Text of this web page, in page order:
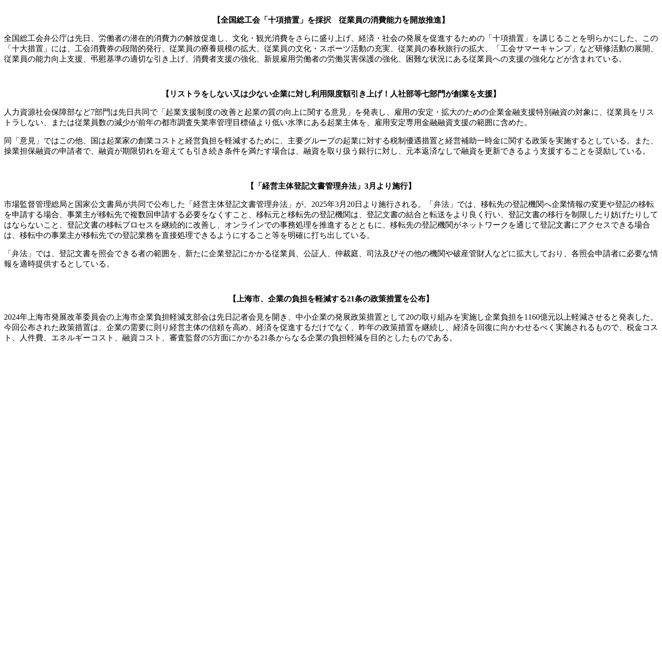
【全国総工会「十項措置」を採択 従業員の消費能力を開放推進】
全国総工会弁公庁は先日、労働者の潜在的消費力の解放促進し、文化・観光消費をさらに盛り上げ、経済・社会の発展を促進するための「十項措置」を講じることを明らかにした。この
「十大措置」には、工会消費券の段階的発行、従業員の療養規模の拡大、従業員の文化・スポーツ活動の充実、従業員の春秋旅行の拡大、「工会サマーキャンプ」など研修活動の展開、
従業員の能力向上支援、弔慰基準の適切な引き上げ、消費者支援の強化、新規雇用労働者の労働災害保護の強化、困難な状況にある従業員への支援の強化などが含まれている。
【リストラをしない又は少ない企業に対し利用限度額引き上げ！人社部等七部門が創業を支援】
人力資源社会保障部など7部門は先日共同で「起業支援制度の改善と起業の質の向上に関する意見」を発表し、雇用の安定・拡大のための企業金融支援特別融資の対象に、従業員をリス
トラしない、または従業員数の減少が前年の都市調査失業率管理目標値より低い水準にある起業主体を、雇用安定専用金融融資支援の範囲に含めた。
同「意見」ではこの他、国は起業家の創業コストと経営負担を軽減するために、主要グループの起業に対する税制優遇措置と経営補助一時金に関する政策を実施するとしている。また、
操業担保融資の申請者で、融資が期限切れを迎えても引き続き条件を満たす場合は、融資を取り扱う銀行に対し、元本返済なしで融資を更新できるよう支援することを奨励している。
【「経営主体登記文書管理弁法」3月より施行】
市場監督管理総局と国家公文書局が共同で公布した「経営主体登記文書管理弁法」が、2025年3月20日より施行される。「弁法」では、移転先の登記機関へ企業情報の変更や登記の移転
を申請する場合、事業主が移転先で複数回申請する必要をなくすこと、移転元と移転先の登記機関は、登記文書の結合と転送をより良く行い、登記文書の移行を制限したり妨げたりして
はならないこと、登記文書の移転プロセスを継続的に改善し、オンラインでの事務処理を推進するとともに、移転先の登記機関がネットワークを通じて登記文書にアクセスできる場合
は、移転中の事業主が移転先での登記業務を直接処理できるようにすること等を明確に打ち出している。
「弁法」では、登記文書を照会できる者の範囲を、新たに企業登記にかかる従業員、公証人、仲裁庭、司法及びその他の機関や破産管財人などに拡大しており、各照会申請者に必要な情
報を適時提供するとしている。
【上海市、企業の負担を軽減する21条の政策措置を公布】
2024年上海市発展改革委員会の上海市企業負担軽減支部会は先日記者会見を開き、中小企業の発展政策措置として20の取り組みを実施し企業負担を1160億元以上軽減させると発表した。
今回公布された政策措置は、企業の需要に則り経営主体の信頼を高め、経済を促進するだけでなく、昨年の政策措置を継続し、経済を回復に向かわせるべく実施されるもので、税金コス
ト、人件費、エネルギーコスト、融資コスト、審査監督の5方面にかかる21条からなる企業の負担軽減を目的としたものである。